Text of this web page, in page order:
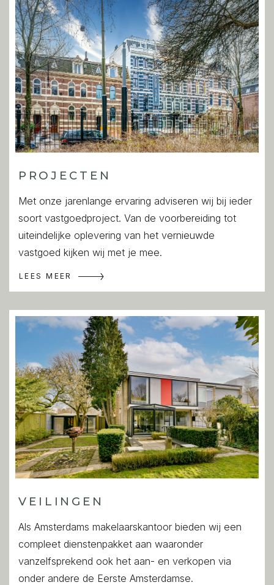
PROJECTEN
Met onze jarenlange ervaring adviseren wij bij ieder
soort vastgoedproject. Van de voorbereiding tot
uiteindelijke oplevering van het vernieuwde
vastgoed kijken wij met je mee.
LEES MEER
VEILINGEN
Als Amsterdams makelaarskantoor bieden wij een
compleet dienstenpakket aan waaronder
vanzelfsprekend ook het aan- en verkopen via
onder andere de Eerste Amsterdamse.